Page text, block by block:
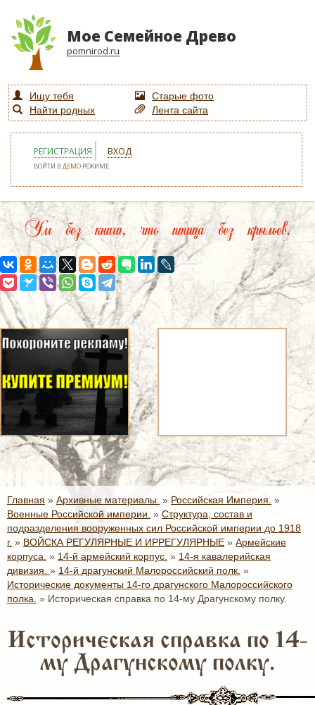
Мое Семейное Древо
pomnirod.ru
Ищу тебя
Старые фото
Найти родных
Лента сайта
РЕГИСТРАЦИЯ ВХОД
ВОЙТИ ВДЕМО РЕЖИМЕ
Ум без книги, что птица без крыльев.
Главная » Архивные материалы. » Российская Империя. »
Военные Российской империи. » Структура, состав и
подразделения вооруженных сил Российской империи до 1918
г. » ВОЙСКА РЕГУЛЯРНЫЕ И ИРРЕГУЛЯРНЫЕ » Армейские
корпуса. » 14-й армейский корпус. » 14-я кавалерийская
дивизия. » 14-й драгунский Малороссийский полк. »
Исторические документы 14-го драгунского Малороссийского
полка. » Историческая справка по 14-му Драгунскому полку.
Историческая справка по 14-
му Драгунскому полку.